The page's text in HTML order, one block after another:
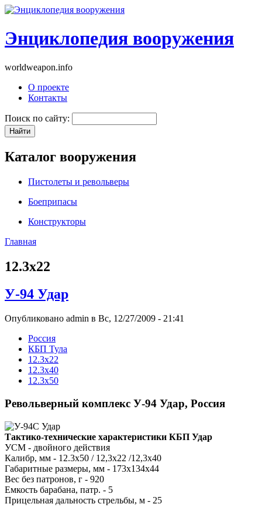
Энциклопедия вооружения
worldweapon.info
О проекте
Контакты
Поиск по сайту:
Каталог вооружения
Пистолеты и револьверы
Боеприпасы
Конструкторы
Главная
12.3x22
У-94 Удар
Опубликовано admin в Вс, 12/27/2009 - 21:41
Росcия
КБП Тула
12.3x22
12.3x40
12.3x50
Револьверный комплекс У-94 Удар, Россия
Тактико-технические характеристики КБП Удар
УСМ - двойного действия
Калибр, мм - 12.3x50 / 12,3x22 /12,3x40
Габаритные размеры, мм - 173x134x44
Вес без патронов, г - 920
Емкость барабана, патр. - 5
Прицельная дальность стрельбы, м - 25